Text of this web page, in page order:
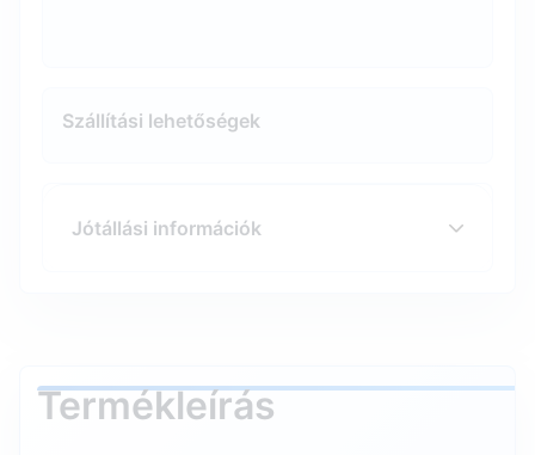
Szállítási lehetőségek
Jótállási információk
Termékleírás